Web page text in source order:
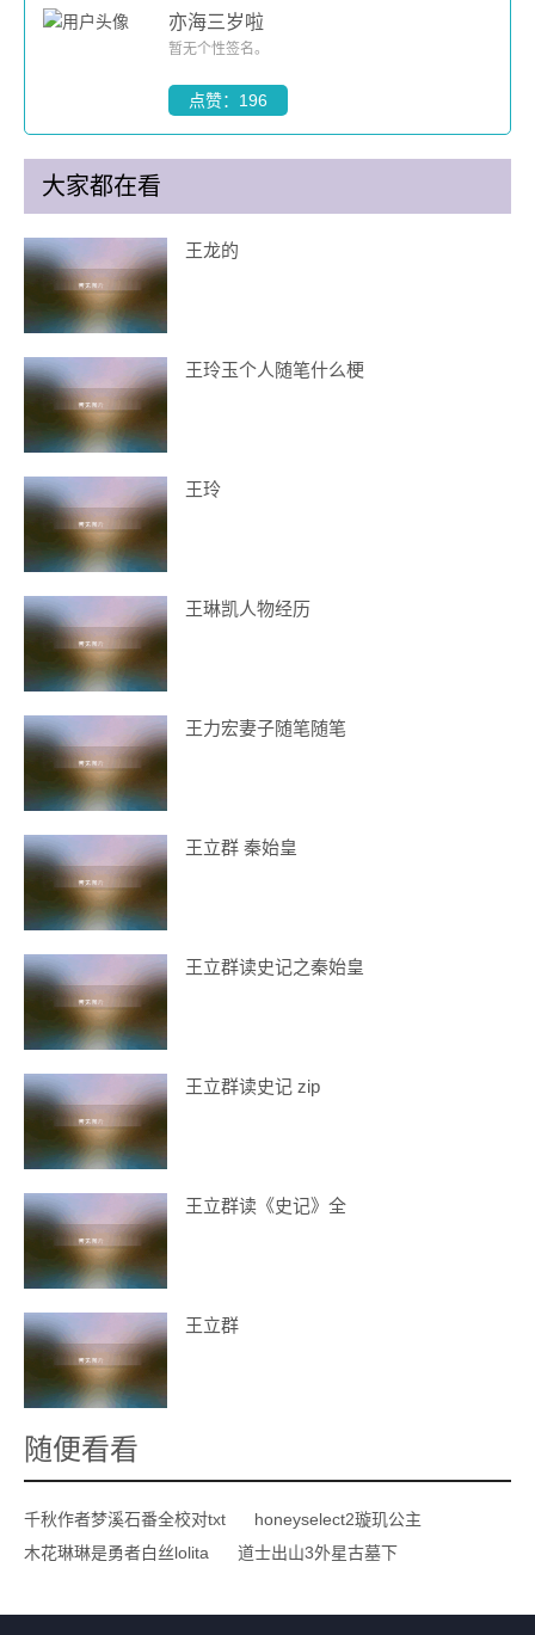
亦海三岁啦
暂无个性签名。
点赞：196
大家都在看
王龙的
王玲玉个人随笔什么梗
王玲
王琳凯人物经历
王力宏妻子随笔随笔
王立群 秦始皇
王立群读史记之秦始皇
王立群读史记 zip
王立群读《史记》全
王立群
随便看看
千秋作者梦溪石番全校对txt
honeyselect2璇玑公主
木花琳琳是勇者白丝lolita
道士出山3外星古墓下